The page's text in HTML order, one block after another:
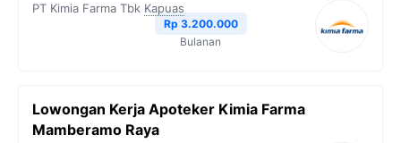
PT Kimia Farma Tbk Kapuas
Rp 3.200.000
Bulanan
Lowongan Kerja Apoteker Kimia Farma
Mamberamo Raya